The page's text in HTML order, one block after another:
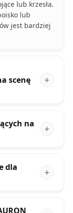
lub krzesła.
lub
jest bardziej
scenę
na
dla